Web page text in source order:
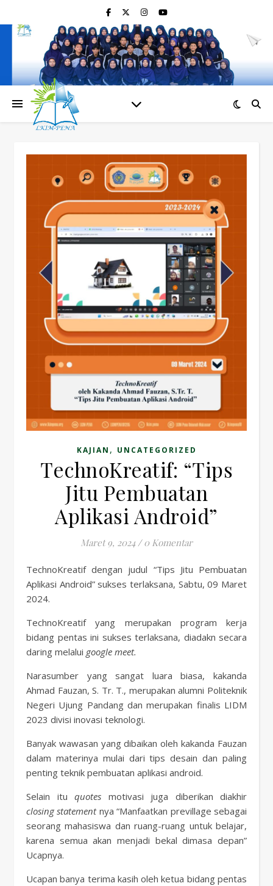
KAJIAN , UNCATEGORIZED
TechnoKreatif: “Tips
Jitu Pembuatan
Aplikasi Android”
Maret 9, 2024 / 0 Komentar
TechnoKreatif dengan judul “Tips Jitu Pembuatan
Aplikasi Android” sukses terlaksana, Sabtu, 09 Maret
2024.
TechnoKreatif yang merupakan program kerja
bidang pentas ini sukses terlaksana, diadakn secara
daring melalui google meet.
Narasumber yang sangat luara biasa, kakanda
Ahmad Fauzan, S. Tr. T., merupakan alumni Politeknik
Negeri Ujung Pandang dan merupakan finalis LIDM
2023 divisi inovasi teknologi.
Banyak wawasan yang dibaikan oleh kakanda Fauzan
dalam materinya mulai dari tips desain dan paling
penting teknik pembuatan aplikasi android.
Selain itu quotes motivasi juga diberikan diakhir
closing statementnya “Manfaatkan previllage sebagai
seorang mahasiswa dan ruang-ruang untuk belajar,
karena semua akan menjadi bekal dimasa depan”
Ucapnya.
Ucapan banya terima kasih oleh ketua bidang pentas